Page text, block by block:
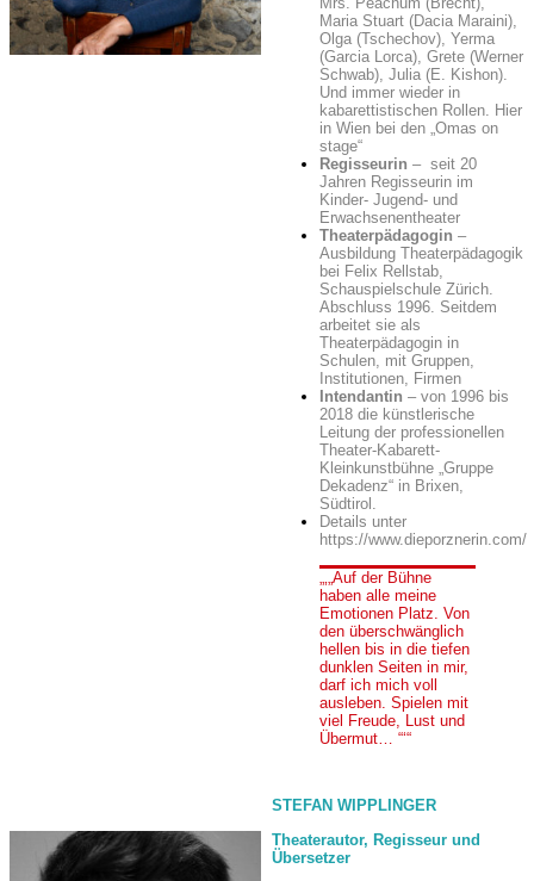
Maria Stuart (Dacia Maraini),
Olga (Tschechov), Yerma
(Garcia Lorca), Grete (Werner
Schwab), Julia (E. Kishon).
Und immer wieder in
kabarettistischen Rollen. Hier
in Wien bei den „Omas on
stage“
Regisseurin – seit 20
Jahren Regisseurin im
Kinder- Jugend- und
Erwachsenentheater
Theaterpädagogin –
Ausbildung Theaterpädagogik
bei Felix Rellstab,
Schauspielschule Zürich.
Abschluss 1996. Seitdem
arbeitet sie als
Theaterpädagogin in
Schulen, mit Gruppen,
Institutionen, Firmen
Intendantin – von 1996 bis
2018 die künstlerische
Leitung der professionellen
Theater-Kabarett-
Kleinkunstbühne „Gruppe
Dekadenz“ in Brixen,
Südtirol.
Details unter
https://www.dieporznerin.com/
„Auf der Bühne
haben alle meine
Emotionen Platz. Von
den überschwänglich
hellen bis in die tiefen
dunklen Seiten in mir,
darf ich mich voll
ausleben. Spielen mit
viel Freude, Lust und
Übermut… “
STEFAN WIPPLINGER
Theaterautor, Regisseur und
Übersetzer